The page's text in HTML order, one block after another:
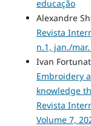
educação
Alexandre
Revista
n.1, jan./mar.
Ivan
Embroidery
knowledge
Revista
Volume 7,